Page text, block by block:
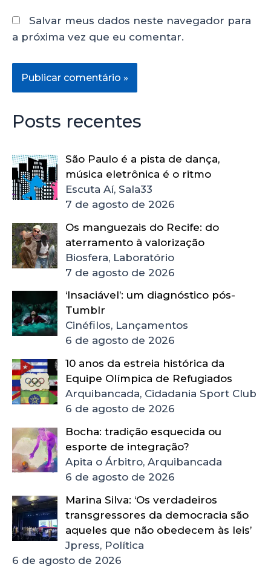
Salvar meus dados neste navegador para
a próxima vez que eu comentar.
Posts recentes
São Paulo é a pista de dança,
música eletrônica é o ritmo
Escuta Aí, Sala33
7 de agosto de 2026
Os manguezais do Recife: do
aterramento à valorização
Biosfera, Laboratório
7 de agosto de 2026
‘Insaciável’: um diagnóstico pós-
Tumblr
Cinéfilos, Lançamentos
6 de agosto de 2026
10 anos da estreia histórica da
Equipe Olímpica de Refugiados
Arquibancada, Cidadania Sport Club
6 de agosto de 2026
Bocha: tradição esquecida ou
esporte de integração?
Apita o Árbitro, Arquibancada
6 de agosto de 2026
Marina Silva: ‘Os verdadeiros
transgressores da democracia são
aqueles que não obedecem às leis’
Jpress, Política
6 de agosto de 2026